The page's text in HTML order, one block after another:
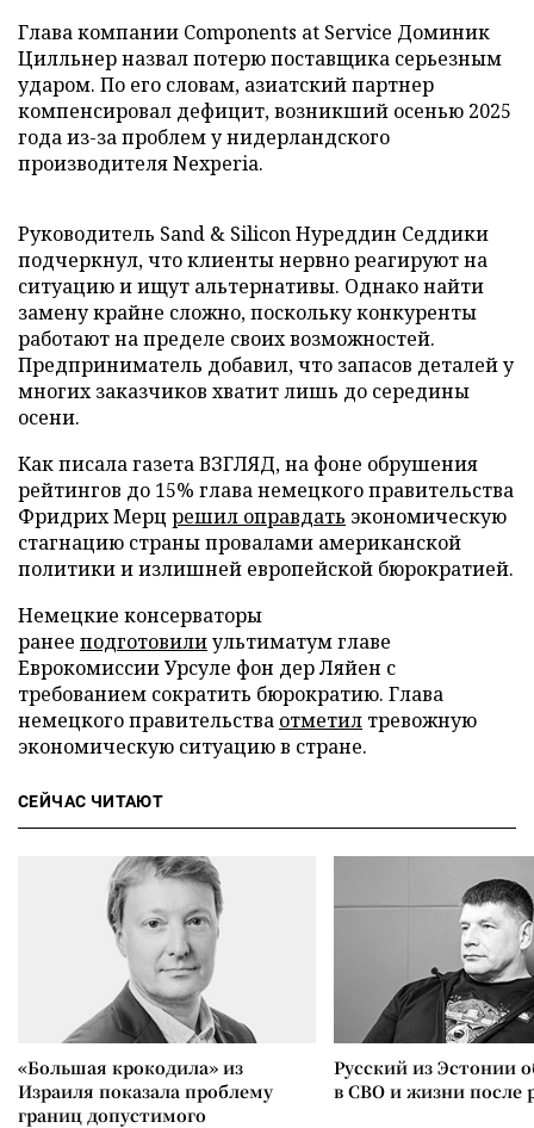
Глава компании Components at Service Доминик
Цилльнер назвал потерю поставщика серьезным
ударом. По его словам, азиатский партнер
компенсировал дефицит, возникший осенью 2025
года из-за проблем у нидерландского
производителя Nexperia.
Руководитель Sand & Silicon Нуреддин Седдики
подчеркнул, что клиенты нервно реагируют на
ситуацию и ищут альтернативы. Однако найти
замену крайне сложно, поскольку конкуренты
работают на пределе своих возможностей.
Предприниматель добавил, что запасов деталей у
многих заказчиков хватит лишь до середины
осени.
Как писала газета ВЗГЛЯД, на фоне обрушения
рейтингов до 15% глава немецкого правительства
Фридрих Мерц решил оправдать экономическую
стагнацию страны провалами американской
политики и излишней европейской бюрократией.
Немецкие консерваторы
ранее подготовилиультиматум главе
Еврокомиссии Урсуле фон дер Ляйен с
требованием сократить бюрократию. Глава
немецкого правительства отметил тревожную
экономическую ситуацию в стране.
СЕЙЧАС ЧИТАЮТ
«Большая крокодила» из
Израиля показала проблему
границ допустимого
Русский из Эстонии
в СВО и жизни после